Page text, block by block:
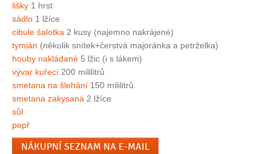
lišky 1 hrst
sádlo 1 lžíce
cibule šalotka 2 kusy (najemno nakrájené)
tymián (několik snítek+čerstvá majoránka a petrželka)
houby nakládané 5 lžic (i s lákem)
vývar kuřecí 200 mililitrů
smetana na šlehání 150 mililitrů
smetana zakysaná 2 lžíce
sůl
pepř
NÁKUPNÍ SEZNAM NA E-MAIL